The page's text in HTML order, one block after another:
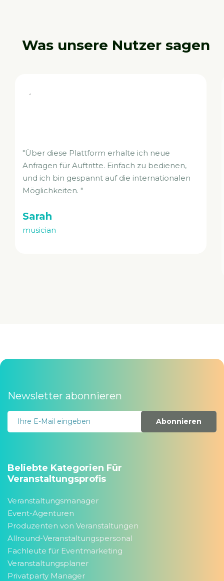
Was unsere Nutzer sagen
"Während der Corona wurden viele
Aufführungen abgesagt. Wir glauben, dass
diese Plattform uns helfen kann, mehr
Aufmerksamkeit zu erregen und mehr
Leistungsniveau zurückzukehren."
Newsletter abonnieren
Abonnieren
Beliebte Kategorien Für
Veranstaltungsprofis
Veranstaltungsmanager
Event-Agenturen
Produzenten von Veranstaltungen
Allround-Veranstaltungspersonal
Fachleute für Eventmarketing
Veranstaltungsplaner
Privatparty Manager